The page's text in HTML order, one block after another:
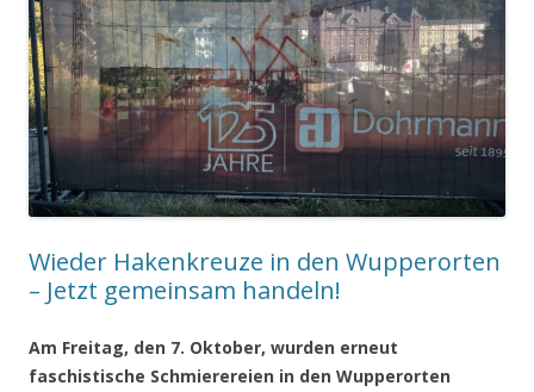
Wieder Hakenkreuze in den Wupperorten
– Jetzt gemeinsam handeln!
Am Freitag, den 7. Oktober, wurden erneut
faschistische Schmierereien in den Wupperorten